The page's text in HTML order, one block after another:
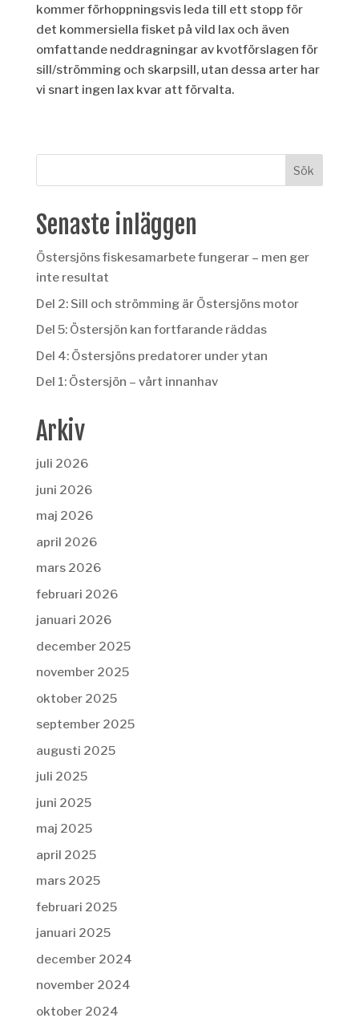
kommer förhoppningsvis leda till ett stopp för
det kommersiella fisket på vild lax och även
omfattande neddragningar av kvotförslagen för
sill/strömming och skarpsill, utan dessa arter har
vi snart ingen lax kvar att förvalta.
Senaste inläggen
Östersjöns fiskesamarbete fungerar – men ger
inte resultat
Del 2: Sill och strömming är Östersjöns motor
Del 5: Östersjön kan fortfarande räddas
Del 4: Östersjöns predatorer under ytan
Del 1: Östersjön – vårt innanhav
Arkiv
juli 2026
juni 2026
maj 2026
april 2026
mars 2026
februari 2026
januari 2026
december 2025
november 2025
oktober 2025
september 2025
augusti 2025
juli 2025
juni 2025
maj 2025
april 2025
mars 2025
februari 2025
januari 2025
december 2024
november 2024
oktober 2024